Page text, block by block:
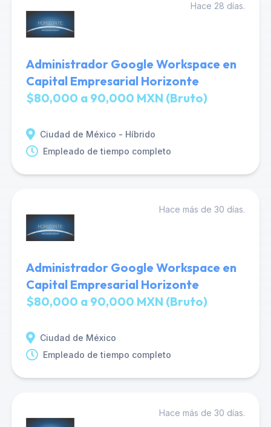
Hace 28 días.
Administrador Google Workspace en
Capital Empresarial Horizonte
$80,000 a 90,000 MXN (Bruto)
Ciudad de México - Híbrido
Empleado de tiempo completo
Hace más de 30 días.
Administrador Google Workspace en
Capital Empresarial Horizonte
$80,000 a 90,000 MXN (Bruto)
Ciudad de México
Empleado de tiempo completo
Hace más de 30 días.